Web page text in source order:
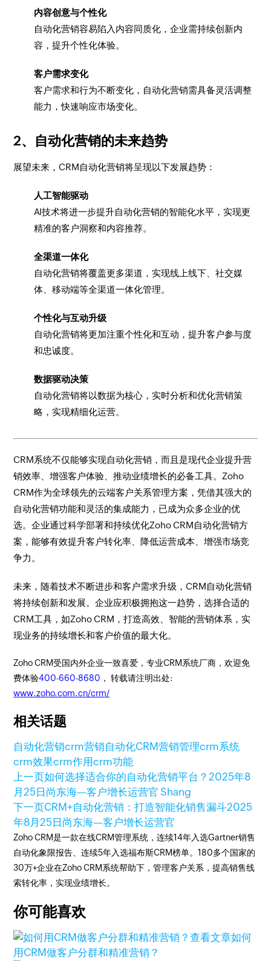
内容创意与个性化
自动化营销容易陷入内容同质化，企业需持续创新内
容，提升个性化体验。
客户需求变化
客户需求和行为不断变化，自动化营销需具备灵活调整
能力，快速响应市场变化。
2、自动化营销的未来趋势
展望未来，CRM自动化营销将呈现以下发展趋势：
人工智能驱动
AI技术将进一步提升自动化营销的智能化水平，实现更
精准的客户洞察和内容推荐。
全渠道一体化
自动化营销将覆盖更多渠道，实现线上线下、社交媒
体、移动端等全渠道一体化管理。
个性化与互动升级
自动化营销将更加注重个性化和互动，提升客户参与度
和忠诚度。
数据驱动决策
自动化营销将以数据为核心，实时分析和优化营销策
略，实现精细化运营。
CRM系统不仅能够实现自动化营销，而且是现代企业提升营
销效率、增强客户体验、推动业绩增长的必备工具。Zoho
CRM作为全球领先的云端客户关系管理方案，凭借其强大的
自动化营销功能和灵活的集成能力，已成为众多企业的优
选。企业通过科学部署和持续优化Zoho CRM自动化营销方
案，能够有效提升客户转化率、降低运营成本、增强市场竞
争力。
未来，随着技术不断进步和客户需求升级，CRM自动化营销
将持续创新和发展。企业应积极拥抱这一趋势，选择合适的
CRM工具，如Zoho CRM，打造高效、智能的营销体系，实
现业务的持续增长和客户价值的最大化。
Zoho CRM受国内外企业一致喜爱，专业CRM系统厂商，欢迎免
费体验400-660-8680 ， 转载请注明出处:
www.zoho.com.cn/crm/
相关话题
自动化营销crm营销自动化CRM营销管理crm系统
crm效果crm作用crm功能
上一页如何选择适合你的自动化营销平台？2025年8
月25日 尚东海—客户增长运营官 Shang
下一页CRM+自动化营销：打造智能化销售漏斗2025
年8月25日 尚东海—客户增长运营官
Zoho CRM是一款在线CRM管理系统，连续14年入选Gartner销售
自动化象限报告、连续5年入选福布斯CRM榜单。180多个国家的
30万+企业在Zoho CRM系统帮助下，管理客户关系，提高销售线
索转化率，实现业绩增长。
你可能喜欢
查看文章如何
用CRM做客户分群和精准营销？